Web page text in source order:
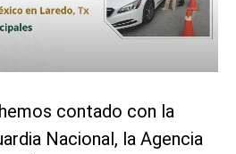
contado con la
Nacional, la Agencia